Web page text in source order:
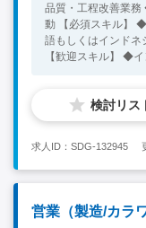
品質・工程改善業
動 【必須スキル】 ◆射出成型業務経験3年以上お持ちの方 ◆英
語もしくはインドネ
【歓迎スキル】 ◆
検討リス
求人ID：SDG-132945
営業（製造/カラ